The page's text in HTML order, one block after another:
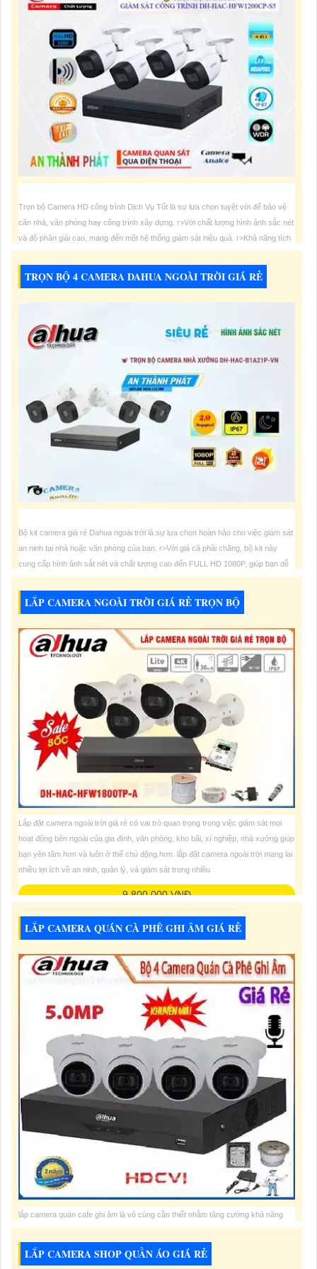
Trọn bộ Camera HD công trình Dịch Vụ Tốt là sự lựa chọn tuyệt vời để bảo vệ
căn nhà, văn phòng hay công trình xây dựng. r>Với chất lượng hình ảnh sắc nét
và độ phân giải cao, mang đến một hệ thống giám sát hiệu quả. r>Khả năng tích
hợp Chống Nước cho phép camera hoạt động bền bỉ trong mọi
4,500,000 VNĐ
TRỌN BỘ 4 CAMERA DAHUA NGOÀI TRỜI GIÁ RẺ
Bộ kit camera giá rẻ Dahua ngoài trời là sự lựa chọn hoàn hảo cho việc giám sát
an ninh tại nhà hoặc văn phòng của bạn. r>Với giá cả phải chăng, bộ kit này
cung cấp hình ảnh sắt nét và chất lượng cao đến FULL HD 1080P, giúp bạn dễ
dàng nhìn rõ chi tiết từ xa. r> Các camera trong bộ kit
3,900,000 VNĐ
LẮP CAMERA NGOÀI TRỜI GIÁ RẺ TRỌN BỘ
Lắp đặt camera ngoài trời giá rẻ có vai trò quan trọng trong việc giám sát mọi
hoạt động bên ngoài của gia đình, văn phòng, kho bãi, xí nghiệp, nhà xưởng giúp
bạn yên tâm hơn và luôn ở thế chủ động hơn. lắp đặt camera ngoài trời mang lại
nhiều lợi ích về an ninh, quản lý, và giám sát trong nhiều
9,800,000 VNĐ
LẮP CAMERA QUÁN CÀ PHÊ GHI ÂM GIÁ RẺ
lắp camera quán cafe ghi âm là vô cùng cần thiết nhằm tăng cường khả năng
giám sát, bảo vệ tài sản, an ninh cho khách hàng, cửa hàng và nhân viên của
quán. Ngoài ra còn có thể nghe được âm thanh nhân viên phục vụ trao đổi với
khách hàng xem có lễ phép có gây khó khăn cho khách hàng không.
LẮP CAMERA SHOP QUẦN ÁO GIÁ RẺ